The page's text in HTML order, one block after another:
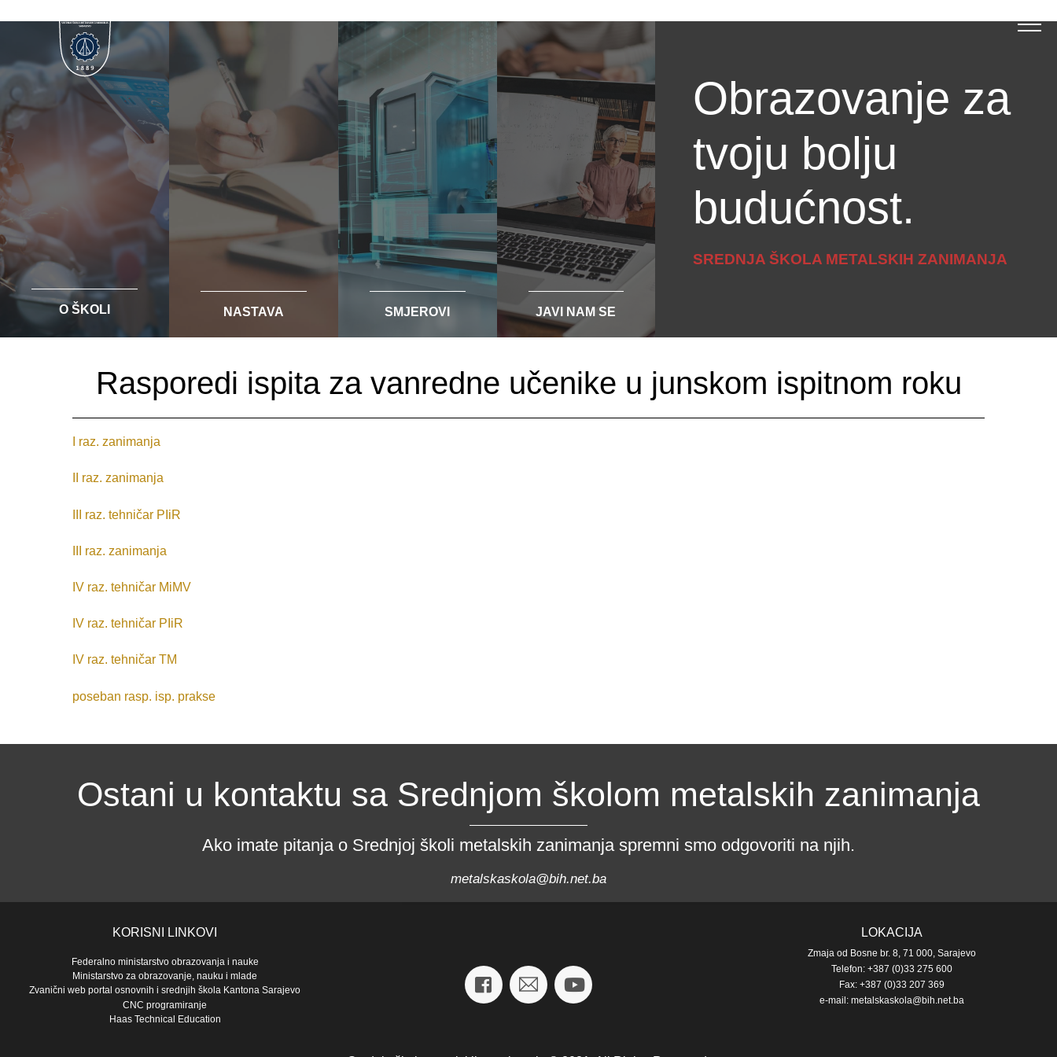
O ŠKOLI NASTAVA SMJEROVI JAVI NAM SE
Obrazovanje za
tvoju bolju
budućnost.
SREDNJA ŠKOLA METALSKIH ZANIMANJA
Rasporedi ispita za vanredne učenike u junskom ispitnom roku
I raz. zanimanja
II raz. zanimanja
III raz. tehničar PIiR
III raz. zanimanja
IV raz. tehničar MiMV
IV raz. tehničar PIiR
IV raz. tehničar TM
poseban rasp. isp. prakse
Ostani u kontaktu sa Srednjom školom metalskih zanimanja
Ako imate pitanja o Srednjoj školi metalskih zanimanja spremni smo odgovoriti na njih.
metalskaskola@bih.net.ba
KORISNI LINKOVI
Federalno ministarstvo obrazovanja i nauke
Ministarstvo za obrazovanje, nauku i mlade
Zvanični web portal osnovnih i srednjih škola Kantona Sarajevo
CNC programiranje
Haas Technical Education
LOKACIJA
Zmaja od Bosne br. 8, 71 000, Sarajevo
Telefon: +387 (0)33 275 600
Fax: +387 (0)33 207 369
e-mail: metalskaskola@bih.net.ba